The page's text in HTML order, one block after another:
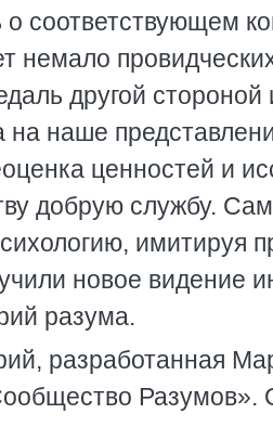
о соответствующем
немало
другой стороной
на наше
ценностей и
добрую службу.
имитируя
новое видение
разума.
разработанная
Разумов».